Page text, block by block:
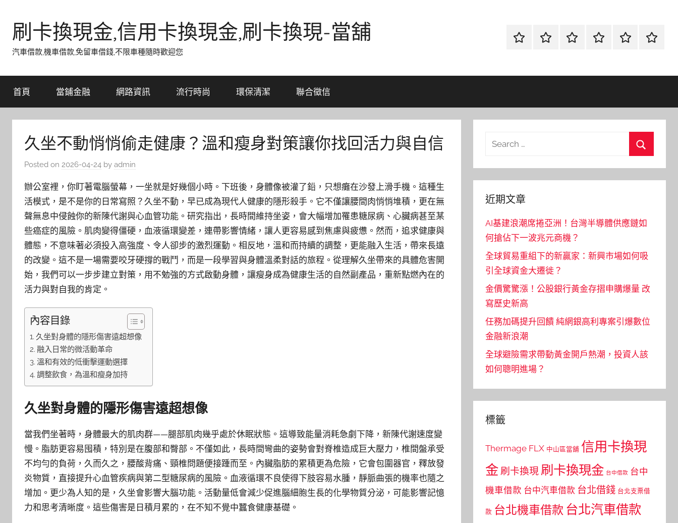
content刷卡換現金,信用卡換現金,刷卡換現-當舖
汽車借款,機車借款,免留車借錢,不限車種隨時歡迎您
首
當
網
流
環
聯
首頁 當鋪金融 網路資訊 流行時尚 環保清潔 聯合徵信
久坐不動悄悄偷走健康？溫和瘦身對策讓你找回活力與自信
Posted on 2026-04-24 by admin
辦公室裡，你盯著電腦螢幕，一坐就是好幾個小時。下班後，身體像被灌了鉛，只想癱在沙發上滑手機。這種生
活模式，是不是你的日常寫照？久坐不動，早已成為現代人健康的隱形殺手。它不僅讓腰間肉悄悄堆積，更在無
聲無息中侵蝕你的新陳代謝與心血管功能。研究指出，長時間維持坐姿，會大幅增加罹患糖尿病、心臟病甚至某
些癌症的風險。肌肉變得僵硬，血液循環變差，連帶影響情緒，讓人更容易感到焦慮與疲憊。然而，追求健康與
體態，不意味著必須投入高強度、令人卻步的激烈運動。相反地，溫和而持續的調整，更能融入生活，帶來長遠
的改變。這不是一場需要咬牙硬撐的戰鬥，而是一段學習與身體溫柔對話的旅程。從理解久坐帶來的具體危害開
始，我們可以一步步建立對策，用不勉強的方式啟動身體，讓瘦身成為健康生活的自然副產品，重新點燃內在的
活力與對自我的肯定。
內容目錄
久坐對身體的隱形傷害遠超想像
融入日常的微活動革命
溫和有效的低衝擊運動選擇
調整飲食，為溫和瘦身加持
久坐對身體的隱形傷害遠超想像
當我們坐著時，身體最大的肌肉群——腿部肌肉幾乎處於休眠狀態。這導致能量消耗急劇下降，新陳代謝速度變
慢。脂肪更容易囤積，特別是在腹部和臀部。不僅如此，長時間彎曲的姿勢會對脊椎造成巨大壓力，椎間盤承受
不均勻的負荷，久而久之，腰酸背痛、頸椎問題便接踵而至。內臟脂肪的累積更為危險，它會包圍器官，釋放發
炎物質，直接提升心血管疾病與第二型糖尿病的風險。血液循環不良使得下肢容易水腫，靜脈曲張的機率也隨之
增加。更少為人知的是，久坐會影響大腦功能。活動量低會減少促進腦細胞生長的化學物質分泌，可能影響記憶
力和思考清晰度。這些傷害是日積月累的，在不知不覺中蠶食健康基礎。
Search
近期文章
AI基建浪潮席捲亞洲！台灣半導體供應鏈如
何搶佔下一波兆元商機？
全球貿易重組下的新贏家：新興市場如何吸
引全球資金大遷徙？
金價驚驚漲！公股銀行黃金存摺申購爆量 改
寫歷史新高
任務加碼提升回饋 純網銀高利專案引爆數位
金融新浪潮
全球避險需求帶動黃金開戶熱潮，投資人該
如何聰明進場？
標籤
Thermage FLX 中山區當舖 信用卡換現
金 刷卡換現 刷卡換現金 台中借款 台中
機車借款 台中汽車借款 台北借錢 台北支票借
款 台北機車借款 台北汽車借款